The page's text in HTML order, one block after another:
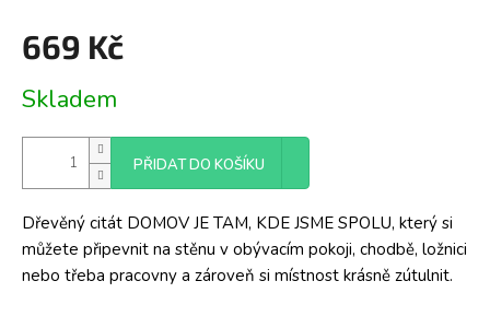
669 Kč
cena:
Skladem
PŘIDAT DO KOŠÍKU
Dřevěný citát DOMOV JE TAM, KDE JSME SPOLU, který si
můžete připevnit na stěnu v obývacím pokoji, chodbě, ložnici
nebo třeba pracovny a zároveň si místnost krásně zútulnit.